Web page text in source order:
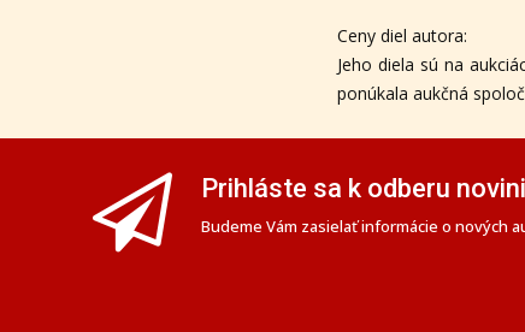
Ceny diel autora:
Jeho diela sú na
ponúkala aukčná
Prihláste sa k odberu
Budeme Vám zasielať informácie o nových